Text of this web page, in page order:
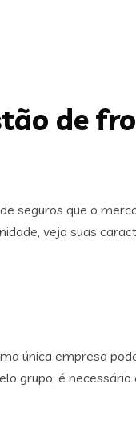
de
seguros que o
veja suas
única empresa
grupo, é